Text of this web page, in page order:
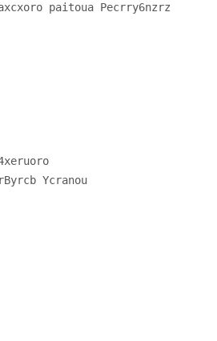
paitoua Pecrry6nzrz
Ycranou